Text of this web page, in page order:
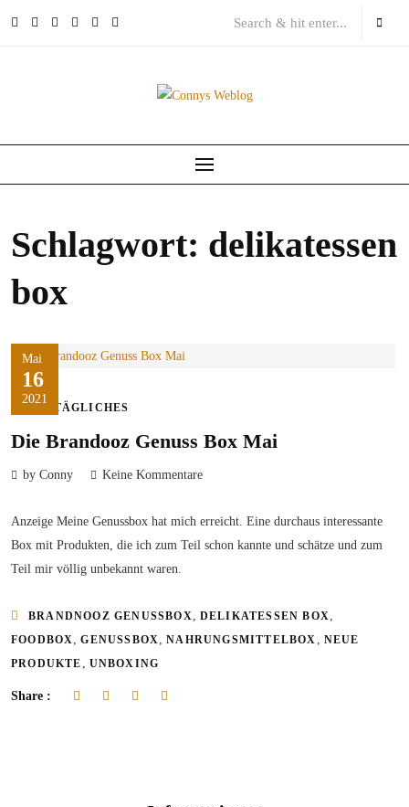
Schlagwort: delikatessen
box
Mai
16
2021
ALLTÄGLICHES
Die Brandooz Genuss Box Mai
by Conny Keine Kommentare
Anzeige Meine Genussbox hat mich erreicht. Eine durchaus interessante
Box mit Produkten, die ich zum Teil schon kannte und schätze und zum
Teil mir völlig unbekannt waren.
BRANDNOOZ GENUSSBOX DELIKATESSEN BOX
FOODBOX ,GENUSSBOX ,NAHRUNGSMITTELBOX
NEUE
PRODUKTE
UNBOXING
Share :